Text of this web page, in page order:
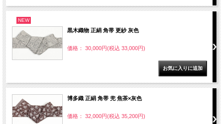
NEW
黒木織物 正絹 角帯 更紗 灰色
価格： 30,000円(税込 33,000円)
博多織 正絹 角帯 兜 焦茶×灰色
価格： 32,000円(税込 35,200円)